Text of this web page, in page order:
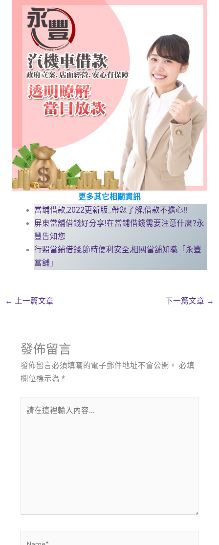
更多其它相關資訊
當鋪借款,2022更新版_帶您了解,借款不擔心!!
屏東當舖借錢好分享!在當鋪借錢需要注意什麼?永
豐告知您
行照當鋪借錢,節時便利安全,相關當舖知職「永豐
當舖」
← 上一篇文章 下一篇文章 →
發佈留言
發佈留言必須填寫的電子郵件地址不會公開。 必填
欄位標示為 *
在